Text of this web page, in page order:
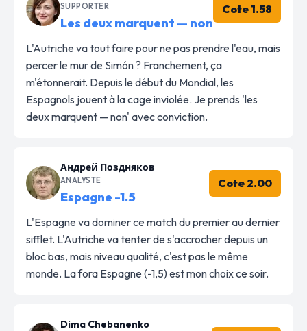
SUPPORTER
Les deux marquent — non
Cote 1.58
L'Autriche va tout faire pour ne pas prendre l'eau, mais
percer le mur de Simón ? Franchement, ça
m'étonnerait. Depuis le début du Mondial, les
Espagnols jouent à la cage inviolée. Je prends 'les
deux marquent — non' avec conviction.
Андрей Поздняков
ANALYSTE
Espagne -1.5
Cote 2.00
L'Espagne va dominer ce match du premier au dernier
sifflet. L'Autriche va tenter de s'accrocher depuis un
bloc bas, mais niveau qualité, c'est pas le même
monde. La fora Espagne (-1,5) est mon choix ce soir.
Dima Chebanenko